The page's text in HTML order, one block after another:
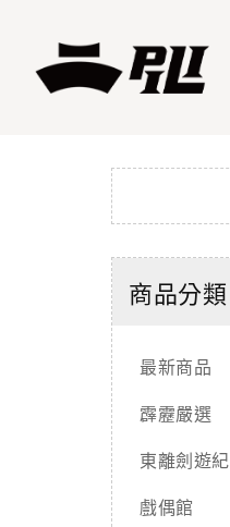
商品分類
最新商品
霹靂嚴選
東離劍遊紀
戲偶館